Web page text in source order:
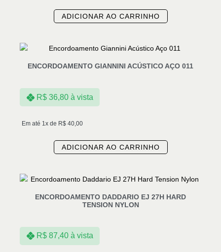
ADICIONAR AO CARRINHO
ENCORDOAMENTO GIANNINI ACÚSTICO AÇO 011
Em até 1x de R$ 40,00
R$36,80 à vista
ADICIONAR AO CARRINHO
ENCORDOAMENTO DADDARIO EJ 27H HARD
TENSION NYLON
R$87,40 à vista